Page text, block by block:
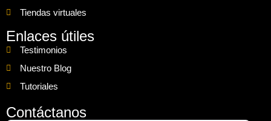
Tiendas virtuales
Enlaces útiles
Testimonios
Nuestro Blog
Tutoriales
Contáctanos